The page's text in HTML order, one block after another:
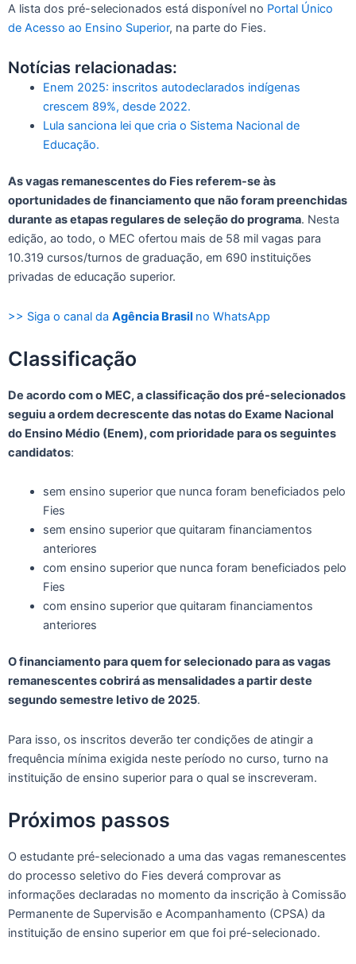
A lista dos pré-selecionados está disponível no Portal Único
de Acesso ao Ensino Superior, na parte do Fies.
Notícias relacionadas:
Enem 2025: inscritos autodeclarados indígenas
crescem 89%, desde 2022.
Lula sanciona lei que cria o Sistema Nacional de
Educação.
As vagas remanescentes do Fies referem-se às
oportunidades de financiamento que não foram preenchidas
durante as etapas regulares de seleção do programa. Nesta
edição, ao todo, o MEC ofertou mais de 58 mil vagas para
10.319 cursos/turnos de graduação, em 690 instituições
privadas de educação superior.
>> Siga o canal da Agência Brasil no WhatsApp
Classificação
De acordo com o MEC, a classificação dos pré-selecionados
seguiu a ordem decrescente das notas do Exame Nacional
do Ensino Médio (Enem), com prioridade para os seguintes
candidatos:
sem ensino superior que nunca foram beneficiados pelo
Fies
sem ensino superior que quitaram financiamentos
anteriores
com ensino superior que nunca foram beneficiados pelo
Fies
com ensino superior que quitaram financiamentos
anteriores
O financiamento para quem for selecionado para as vagas
remanescentes cobrirá as mensalidades a partir deste
segundo semestre letivo de 2025.
Para isso, os inscritos deverão ter condições de atingir a
frequência mínima exigida neste período no curso, turno na
instituição de ensino superior para o qual se inscreveram.
Próximos passos
O estudante pré-selecionado a uma das vagas remanescentes
do processo seletivo do Fies deverá comprovar as
informações declaradas no momento da inscrição à Comissão
Permanente de Supervisão e Acompanhamento (CPSA) da
instituição de ensino superior em que foi pré-selecionado.